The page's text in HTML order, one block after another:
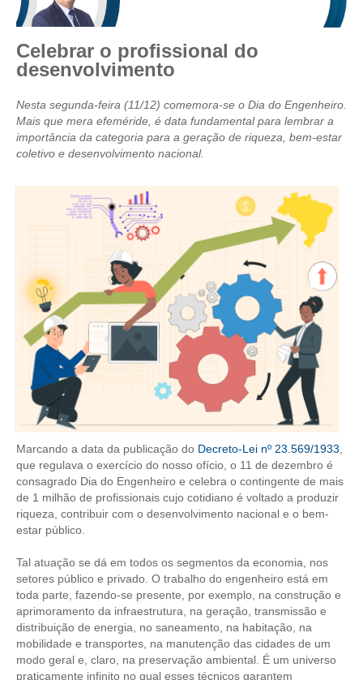
ORGANOGRAMA
CRESCE BRASIL
HISTÓRICO E ATUAÇÃO
COMPOSIÇÃO
CONSELHOS ASSESSORES
PERSONALIDADES DA TECNOLOGIA
NÚCLEO DA MULHER ENGENHEIRA
TRANSPARÊNCIA
JURÍDICO
CONSULTORIA
ACORDOS, CONVENÇÕES E DISSÍDIOS
CONTRIBUIÇÕES
CONTRIBUIÇÃO ASSISTENCIAL
CONTRIBUIÇÃO ASSOCIATIVA OU ANUIDADE DE SÓCIO
CONTRIBUIÇÃO SINDICAL URBANA
REVISÃO DE APOSENTADORIA
FGTS EXPURGOS
FGTS CORREÇÃO
LEGISLAÇÃO
Celebrar o profissional do
desenvolvimento
Nesta segunda-feira (11/12) comemora-se o Dia do Engenheiro.
Mais que mera efeméride, é data fundamental para lembrar a
importância da categoria para a geração de riqueza, bem-estar
coletivo e desenvolvimento nacional.
Marcando a data da publicação do Decreto-Lei nº 23.569/1933
que regulava o exercício do nosso ofício, o 11 de dezembro é
consagrado Dia do Engenheiro e celebra o contingente de mais
de 1 milhão de profissionais cujo cotidiano é voltado a produzir
riqueza, contribuir com o desenvolvimento nacional e o bem-
estar público.
Tal atuação se dá em todos os segmentos da economia, nos
setores público e privado. O trabalho do engenheiro está em
toda parte, fazendo-se presente, por exemplo, na construção e
aprimoramento da infraestrutura, na geração, transmissão e
distribuição de energia, no saneamento, na habitação, na
mobilidade e transportes, na manutenção das cidades de um
modo geral e, claro, na preservação ambiental. É um universo
praticamente infinito no qual esses técnicos garantem